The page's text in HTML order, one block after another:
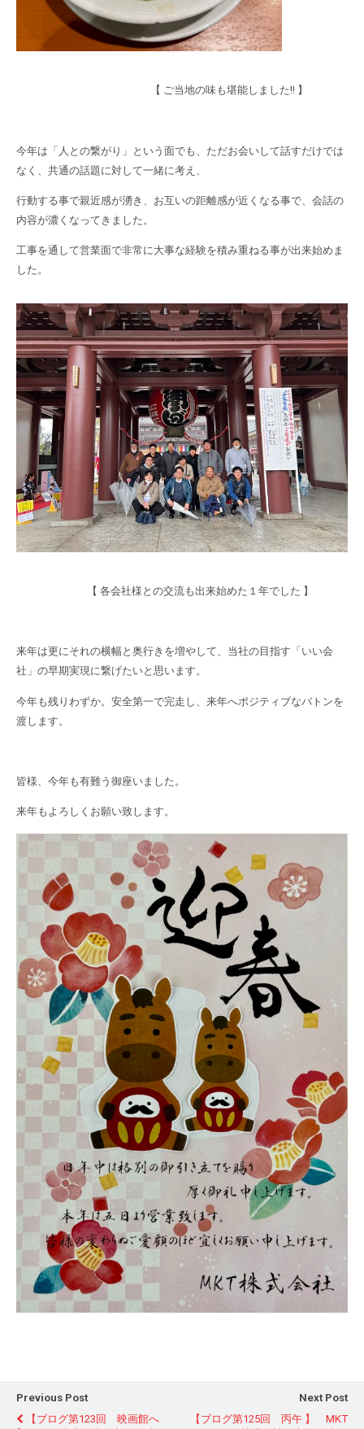
【 ご当地の味も堪能しました!! 】
今年は「人との繋がり」という面でも、ただお会いして話すだけでは
なく、共通の話題に対して一緒に考え、
行動する事で親近感が湧き、お互いの距離感が近くなる事で、会話の
内容が濃くなってきました。
工事を通して営業面で非常に大事な経験を積み重ねる事が出来始めま
した。
【 各会社様との交流も出来始めた１年でした 】
来年は更にそれの横幅と奥行きを増やして、当社の目指す「いい会
社」の早期実現に繋げたいと思います。
今年も残りわずか。安全第一で完走し、来年へポジティブなバトンを
渡します。
皆様、今年も有難う御座いました。
来年もよろしくお願い致します。
Previous Post
【ブログ第123回 映画館へ
Next Post
【ブログ第125回 丙午 】 MKT